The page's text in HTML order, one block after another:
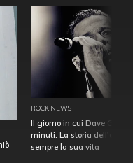
ROCK NEWS
Il giorno in cui Dave
minuti. La storia
sempre la sua vita